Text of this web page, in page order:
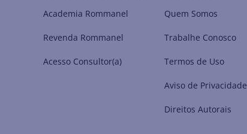
Academia Rommanel
Revenda Rommanel
Acesso Consultor(a)
Quem Somos
Trabalhe Conosco
Termos de Uso
Aviso de Privacidade
Direitos Autorais